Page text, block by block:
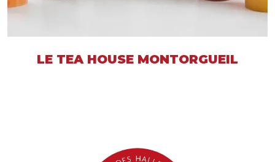
LE TEA HOUSE MONTORGUEIL